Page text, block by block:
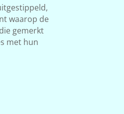
waarop de
gemerkt
met hun